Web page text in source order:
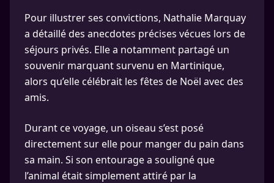
Pour illustrer ses convictions, Nathalie Marquay
a détaillé des anecdotes précises vécues lors de
séjours privés. Elle a notamment partagé un
souvenir marquant survenu en Martinique,
alors qu’elle célébrait les fêtes de Noël avec des
amis.
Durant ce voyage, un oiseau s’est posé
directement sur elle pour manger du pain dans
sa main. Si son entourage a souligné que
l’animal était simplement attiré par la